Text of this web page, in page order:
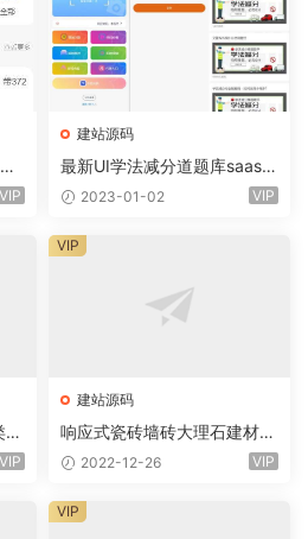
VIP
建站源码
最新UI学法减分道题库saas系
统商业专业版小程序+前端
2023-01-02 VIP
VIP
建站源码
响应式瓷砖墙砖大理石建材类
网站eyoucms易优模板(pc+
2022-12-26 VIP
VIP
VIP